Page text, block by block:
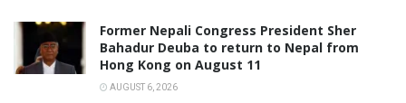
Former Nepali Congress President Sher
Bahadur Deuba to return to Nepal from
Hong Kong on August 11
AUGUST 6, 2026